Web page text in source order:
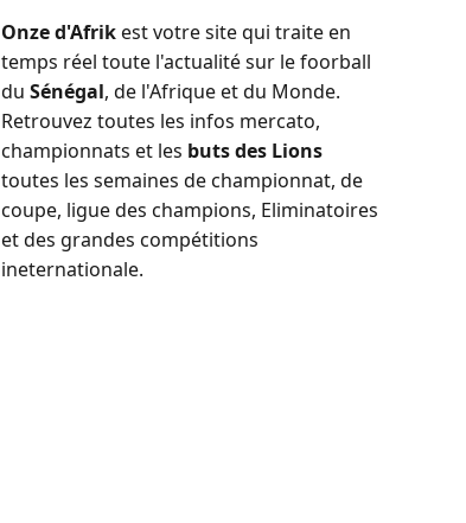
Onze d'Afrikest votre site qui traite en
temps réel toute l'actualité sur le foorball
du Sénégal, de l'Afrique et du Monde.
Retrouvez toutes les infos mercato,
championnats et les buts des Lions
toutes les semaines de championnat, de
coupe, ligue des champions, Eliminatoires
et des grandes compétitions
ineternationale.